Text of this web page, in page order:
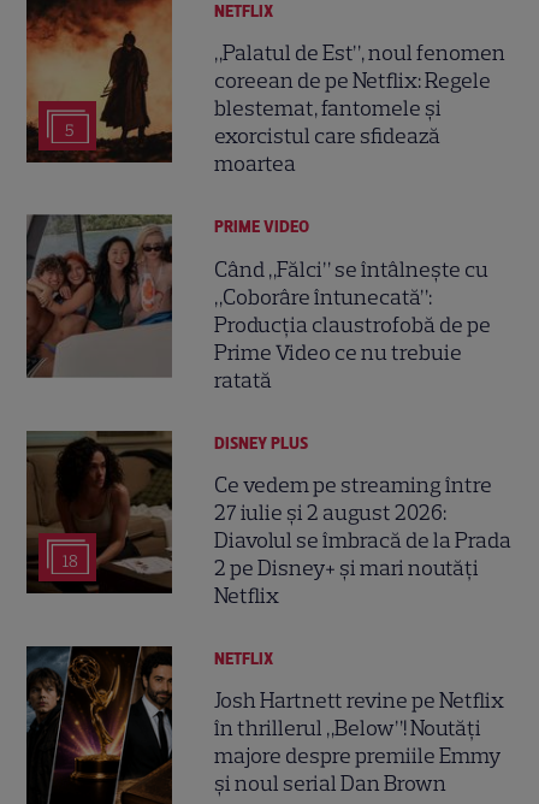
5
NETFLIX
„Palatul de Est”, noul fenomen
coreean de pe Netflix: Regele
blestemat, fantomele și
exorcistul care sfidează
moartea
PRIME VIDEO
Când „Fălci” se întâlnește cu
„Coborâre întunecată”:
Producția claustrofobă de pe
Prime Video ce nu trebuie
ratată
18
DISNEY PLUS
Ce vedem pe streaming între
27 iulie și 2 august 2026:
Diavolul se îmbracă de la Prada
2 pe Disney+ și mari noutăți
Netflix
NETFLIX
Josh Hartnett revine pe Netflix
în thrillerul „Below”! Noutăți
majore despre premiile Emmy
și noul serial Dan Brown